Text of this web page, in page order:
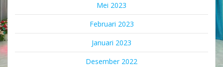
Mei 2023
Februari 2023
Januari 2023
Desember 2022